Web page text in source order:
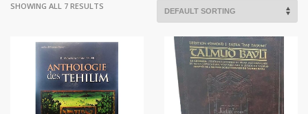
SHOWING ALL 7 RESULTS